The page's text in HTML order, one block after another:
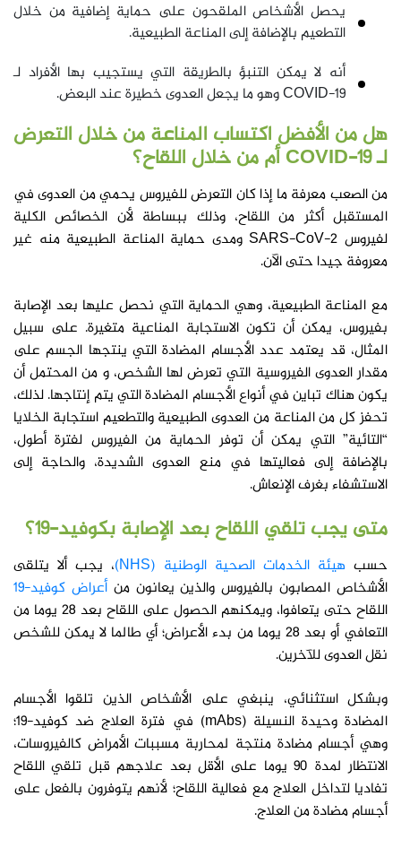
يحصل الأشخاص الملقحون على حماية إضافية من خلال
التطعيم بالإضافة إلى المناعة الطبيعية.
أنه لا يمكن التنبؤ بالطريقة التي يستجيب بها الأفراد لـ
COVID-19 وهو ما يجعل العدوى خطيرة عند البعض.
هل من الأفضل اكتساب المناعة من خلال التعرض
لـ COVID-19 أم من خلال اللقاح؟
من الصعب معرفة ما إذا كان التعرض للفيروس يحمي من العدوى في
المستقبل أكثر من اللقاح، وذلك ببساطة لأن الخصائص الكلية
لفيروس SARS-CoV-2 ومدى حماية المناعة الطبيعية منه غير
معروفة جيدا حتى الآن.
مع المناعة الطبيعية، وهي الحماية التي نحصل عليها بعد الإصابة
بفيروس، يمكن أن تكون الاستجابة المناعية متغيرة. على سبيل
المثال، قد يعتمد عدد الأجسام المضادة التي ينتجها الجسم على
مقدار العدوى الفيروسية التي تعرض لها الشخص، و من المحتمل أن
يكون هناك تباين في أنواع الأجسام المضادة التي يتم إنتاجها. لذلك،
تحفز كل من المناعة من العدوى الطبيعية والتطعيم استجابة الخلايا
“التائية” التي يمكن أن توفر الحماية من الفيروس لفترة أطول،
بالإضافة إلى فعاليتها في منع العدوى الشديدة، والحاجة إلى
الاستشفاء بغرف الإنعاش.
متى يجب تلقي اللقاح بعد الإصابة بكوفيد-19؟
حسب هيئة الخدمات الصحية الوطنية (NHS)
، يجب ألا يتلقى
الأشخاص المصابون بالفيروس والذين يعانون منأعراض كوفيد-19
اللقاح حتى يتعافوا، ويمكنهم الحصول على اللقاح بعد 28 يوما من
التعافي أو بعد 28 يوما من بدء الأعراض؛ أي طالما لا يمكن للشخص
نقل العدوى للآخرين.
وبشكل استثنائي، ينبغي على الأشخاص الذين تلقوا الأجسام
المضادة وحيدة النسيلة (mAbs) في فترة العلاج ضد كوفيد-19؛
وهي أجسام مضادة منتجة لمحاربة مسببات الأمراض كالفيروسات،
الانتظار لمدة 90 يوما على الأقل بعد علاجهم قبل تلقي اللقاح
تفاديا لتداخل العلاج مع فعالية اللقاح؛ لأنهم يتوفرون بالفعل على
أجسام مضادة من العلاج.